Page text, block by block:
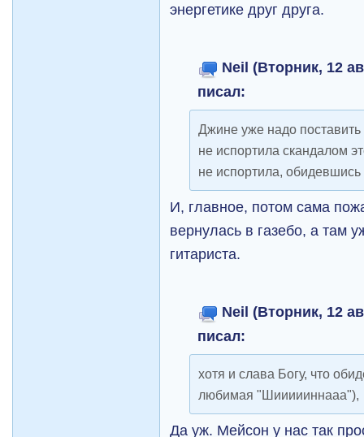
энергетике друг друга.
Neil (Вторник, 12
писал:
Джине уже надо поставить
не испортила скандалом
не испортила, обидевшись
И, главное, потом сама
вернулась в газебо, а там
гитариста.
Neil (Вторник, 12
писал:
хотя и слава Богу, что
любимая "Шиииииннааа"),
Да уж. Мейсон у нас так